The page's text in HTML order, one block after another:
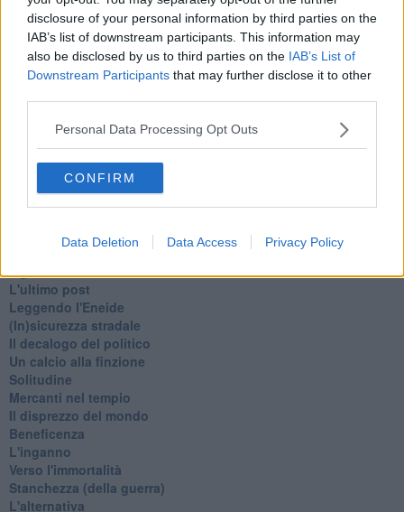
disclosure of your personal information by third parties on the
IAB’s list of downstream participants. This information may
also be disclosed by us to third parties on the IAB’s List of
Downstream Participants that may further disclose it to other
Personal Data Processing Opt Outs
CONFIRM
Data Deletion Data Access Privacy Policy
Schizzi di fango
Sor-riso amaro
Fine anno al ristorante
La festa di Capodanno
Re e regnanti
A noi interessa il dito non la luna
Come rubare allo stato e vivere felici
Una performance
Il compagno
​Io (allo specchio)
Passato, presente, futuro
La virtù del non fare
L'ultimo post
Leggendo l'Eneide
​(In)sicurezza stradale
Il decalogo del politico
Un calcio alla finzione
Solitudine
Mercanti nel tempio
Il disprezzo del mondo
Beneficenza
L'inganno
Verso l'immortalità
Stanchezza (della guerra)
L'alternativa